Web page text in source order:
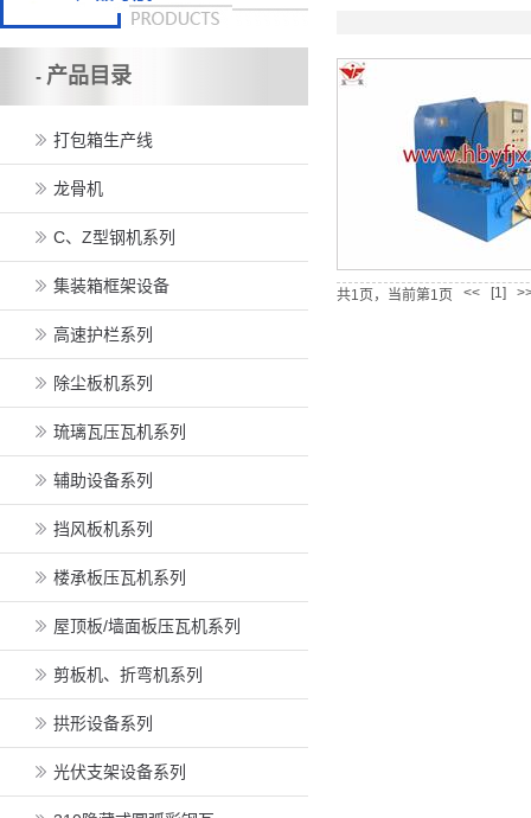
共1页，当前第1页 << [1]
- 产品目录
打包箱生产线
龙骨机
C、Z型钢机系列
集装箱框架设备
高速护栏系列
除尘板机系列
琉璃瓦压瓦机系列
辅助设备系列
挡风板机系列
楼承板压瓦机系列
屋顶板/墙面板压瓦机系列
剪板机、折弯机系列
拱形设备系列
光伏支架设备系列